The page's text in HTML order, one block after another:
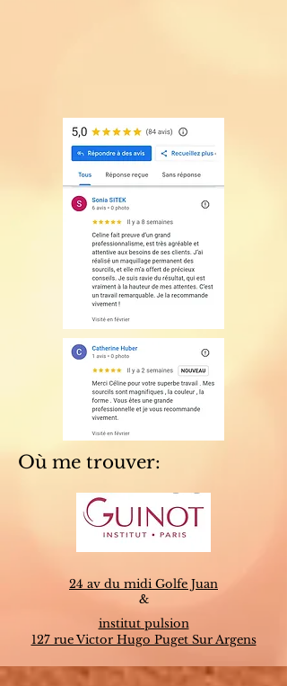
Où me trouver:
24 av du midi Golfe Juan
&
institut pulsion
127 rue Victor Hugo Puget Sur Argens